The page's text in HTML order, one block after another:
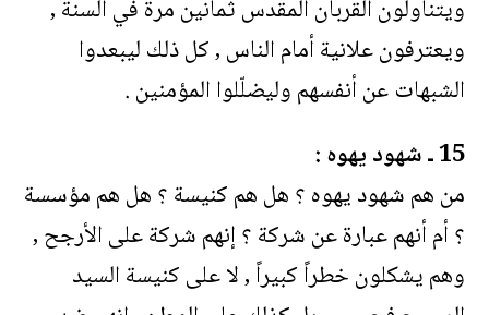
ويتناولون القربان المقدس ثمانين مرة في السنة ,
ويعترفون علانية أمام الناس , كل ذلك ليبعدوا
الشبهات عن أنفسهم وليضلّلوا المؤمنين .
15 ـ شهود يهوه :
من هم شهود يهوه ؟ هل هم كنيسة ؟ هل هم مؤسسة
؟ أم أنهم عبارة عن شركة ؟ إنهم شركة على الأرجح ,
وهم يشكلون خطراً كبيراً , لا على كنيسة السيد